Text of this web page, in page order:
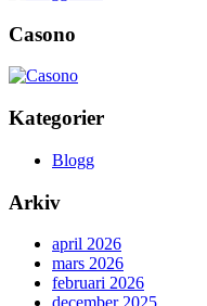
Casono
Kategorier
Blogg
Arkiv
april 2026
mars 2026
februari 2026